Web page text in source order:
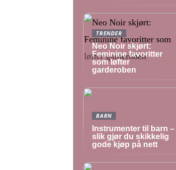
TRENDER
Neo Noir skjørt:
Feminine favoritter
som løfter
garderoben
BARN
Instrumenter til barn –
slik gjør du skikkelig
gode kjøp på nett